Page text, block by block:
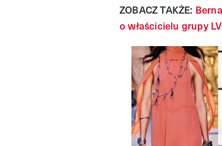
ZOBACZ TAKŻE:
o właścicielu grupy